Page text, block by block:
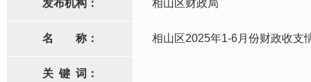
发布机构： 相山区财政局
名 称： 相山区2025年1-6月份财政收支
关 键 词：